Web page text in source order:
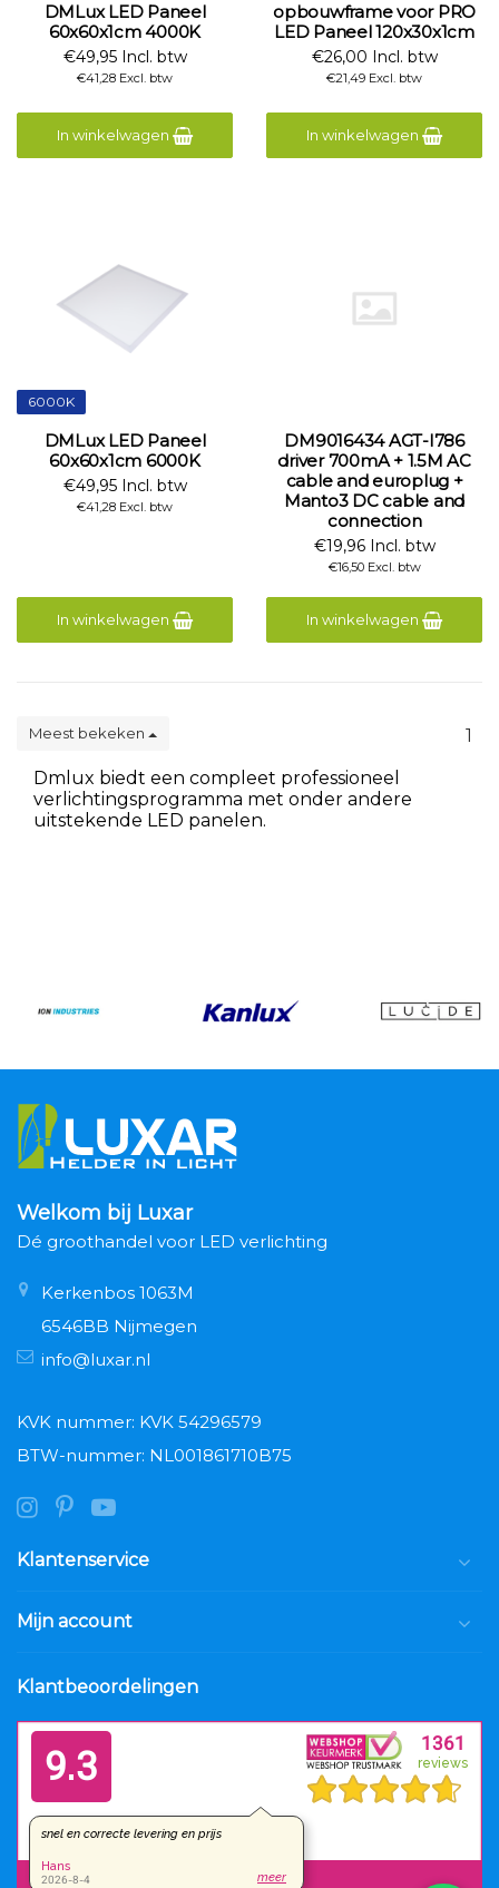
DMLux LED Paneel
60x60x1cm 4000K
€49,95 Incl. btw
€41,28 Excl. btw
In winkelwagen
opbouwframe voor PRO
LED Paneel 120x30x1cm
€26,00 Incl. btw
€21,49 Excl. btw
In winkelwagen
6000K
DMLux LED Paneel
60x60x1cm 6000K
€49,95 Incl. btw
€41,28 Excl. btw
In winkelwagen
DM9016434 AGT-I786
driver 700mA + 1.5M AC
cable and europlug +
Manto3 DC cable and
connection
€19,96 Incl. btw
€16,50 Excl. btw
In winkelwagen
Meest bekeken
1
Dmlux biedt een compleet professioneel
verlichtingsprogramma met onder andere
uitstekende LED panelen.
Welkom bij Luxar
Dé groothandel voor LED verlichting
Kerkenbos 1063M
6546BB Nijmegen
info@luxar.nl
KVK nummer: KVK 54296579
BTW-nummer: NL001861710B75
Klantenservice
Mijn account
Klantbeoordelingen